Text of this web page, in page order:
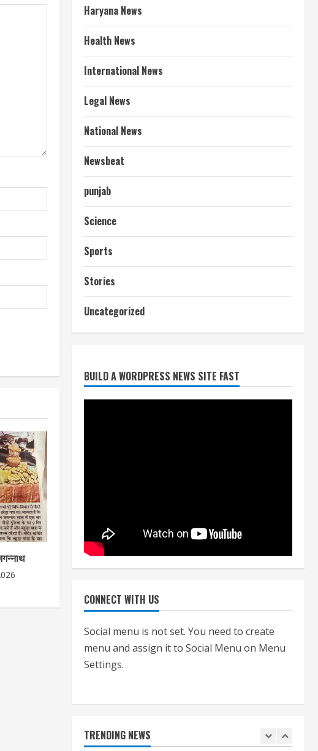
Haryana News
Health News
International News
Legal News
National News
Newsbeat
punjab
Science
Sports
Stories
Uncategorized
BUILD A WORDPRESS NEWS SITE FAST
CONNECT WITH US
Social menu is not set. You need to create
menu and assign it to Social Menu on Menu
Settings.
TRENDING NEWS
2
जाएगा वोट
July 24, 2026
July 24, 2026
5
मिलेगा प्रमाणपत्र
आज शाम तक गणना प्रपत्र बीएलओ